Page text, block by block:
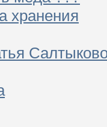
хранения